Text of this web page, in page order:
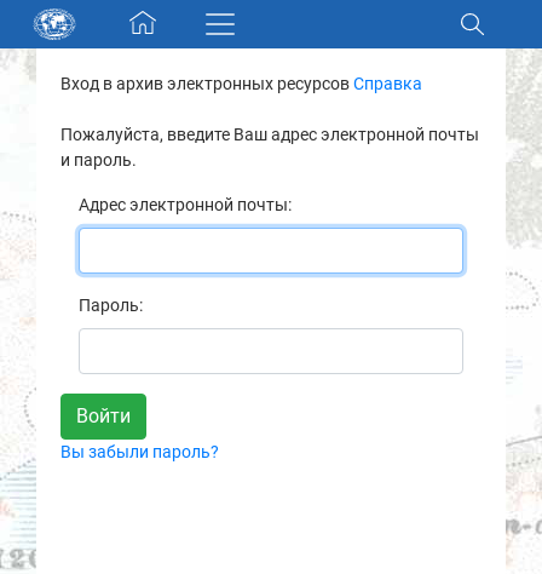
Skip navigation
Разделы и коллекции
Электронный каталог
Новости
О нас
Контакты
Партнеры
Вход в архив электронных ресурсовСправка
Пожалуйста, введите Ваш адрес электронной почты
и пароль.
Адрес электронной почты:
Пароль:
Вы забыли пароль?